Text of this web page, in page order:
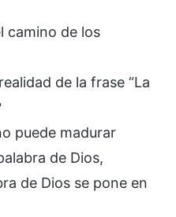
camino de los
de la frase “La
puede madurar
de Dios,
de Dios se pone en